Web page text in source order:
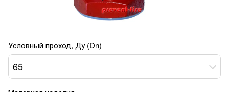
Условный проход, Ду (Dn)
65